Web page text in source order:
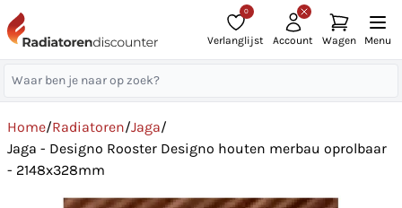
0
Verlanglijst Account Wagen Menu
Home/Radiatoren/Jaga/
Jaga - Designo Rooster Designo houten merbau oprolbaar
- 2148x328mm